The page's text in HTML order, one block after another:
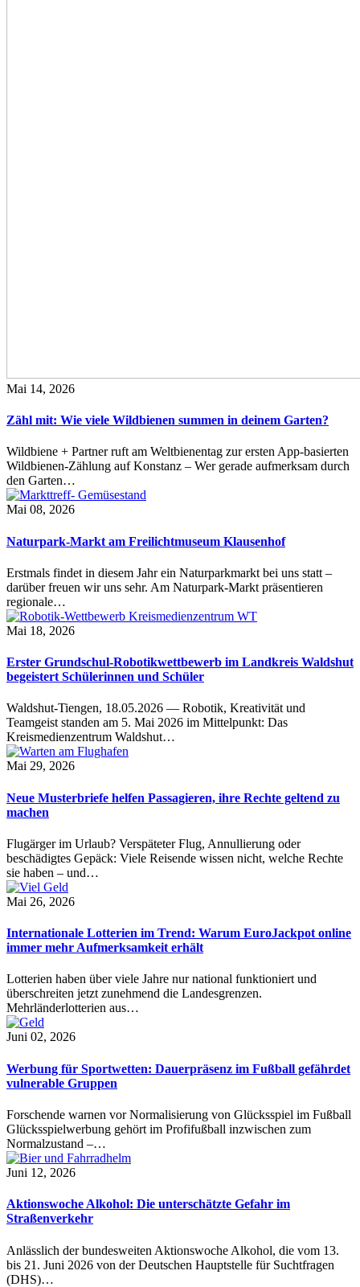
Mai 14, 2026
Zähl mit: Wie viele Wildbienen summen in deinem Garten?
Wildbiene + Partner ruft am Weltbienentag zur ersten App-basierten
Wildbienen-Zählung auf Konstanz – Wer gerade aufmerksam durch
den Garten…
Mai 08, 2026
Naturpark-Markt am Freilichtmuseum Klausenhof
Erstmals findet in diesem Jahr ein Naturparkmarkt bei uns statt –
darüber freuen wir uns sehr. Am Naturpark-Markt präsentieren
regionale…
Mai 18, 2026
Erster Grundschul-Robotikwettbewerb im Landkreis Waldshut
begeistert Schülerinnen und Schüler
Waldshut-Tiengen, 18.05.2026 — Robotik, Kreativität und
Teamgeist standen am 5. Mai 2026 im Mittelpunkt: Das
Kreismedienzentrum Waldshut…
Mai 29, 2026
Neue Musterbriefe helfen Passagieren, ihre Rechte geltend zu
machen
Flugärger im Urlaub? Verspäteter Flug, Annullierung oder
beschädigtes Gepäck: Viele Reisende wissen nicht, welche Rechte
sie haben – und…
Mai 26, 2026
Internationale Lotterien im Trend: Warum EuroJackpot online
immer mehr Aufmerksamkeit erhält
Lotterien haben über viele Jahre nur national funktioniert und
überschreiten jetzt zunehmend die Landesgrenzen.
Mehrländerlotterien aus…
Juni 02, 2026
Werbung für Sportwetten: Dauerpräsenz im Fußball gefährdet
vulnerable Gruppen
Forschende warnen vor Normalisierung von Glücksspiel im Fußball
Glücksspielwerbung gehört im Profifußball inzwischen zum
Normalzustand –…
Juni 12, 2026
Aktionswoche Alkohol: Die unterschätzte Gefahr im
Straßenverkehr
Anlässlich der bundesweiten Aktionswoche Alkohol, die vom 13.
bis 21. Juni 2026 von der Deutschen Hauptstelle für Suchtfragen
(DHS)…